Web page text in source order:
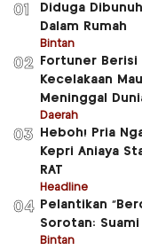
01
Diduga
Dalam Rumah
Bintan
02
Fortuner Berisi
Kecelakaan
Meninggal
Daerah
03
Heboh! Pria
Kepri Aniaya
RAT
Headline
04
Pelantikan
Sorotan:
Bintan